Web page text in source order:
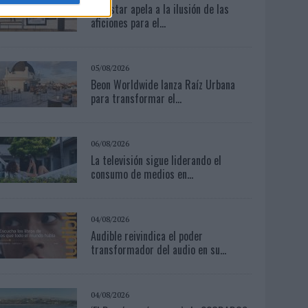
Movistar apela a la ilusión de las
aficiones para el...
05/08/2026
Beon Worldwide lanza Raíz Urbana
para transformar el...
06/08/2026
La televisión sigue liderando el
consumo de medios en...
04/08/2026
Audible reivindica el poder
transformador del audio en su...
04/08/2026